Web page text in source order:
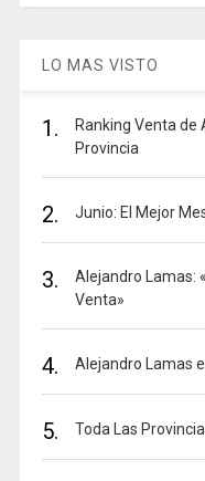
LO MAS VISTO
1.
Ranking Venta de
Provincia
2. Junio: El Mejor
3.
Alejandro Lamas:
Venta»
4. Alejandro Lamas
5. Toda Las